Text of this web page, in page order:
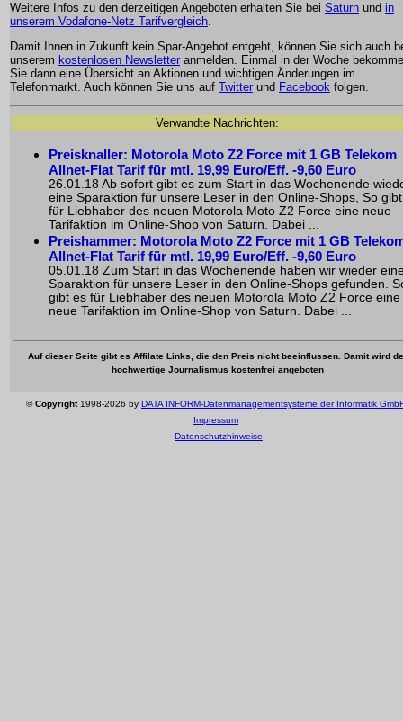
Weitere Infos zu den derzeitigen Angeboten erhalten Sie bei Saturn und in
unserem Vodafone-Netz Tarifvergleich.
Damit Ihnen in Zukunft kein Spar-Angebot entgeht, können Sie sich auch
unserem kostenlosen Newsletter anmelden. Einmal in der Woche
Sie dann eine Übersicht an Aktionen und wichtigen Änderungen im
Telefonmarkt. Auch können Sie uns auf Twitter und Facebook folgen.
Verwandte Nachrichten:
Preisknaller: Motorola Moto Z2 Force mit 1 GB Telekom
Allnet-Flat Tarif für mtl. 19,99 Euro/Eff. -9,60 Euro
26.01.18 Ab sofort gibt es zum Start in das Wochenende
eine Sparaktion für unsere Leser in den Online-Shops, So
für Liebhaber des neuen Motorola Moto Z2 Force eine neue
Tarifaktion im Online-Shop von Saturn. Dabei ...
Preishammer: Motorola Moto Z2 Force mit 1 GB
Allnet-Flat Tarif für mtl. 19,99 Euro/Eff. -9,60 Euro
05.01.18 Zum Start in das Wochenende haben wir wieder
Sparaktion für unsere Leser in den Online-Shops gefunden.
gibt es für Liebhaber des neuen Motorola Moto Z2 Force eine
neue Tarifaktion im Online-Shop von Saturn. Dabei ...
Auf dieser Seite gibt es Affilate Links, die den Preis nicht beeinflussen. Damit wird
hochwertige Journalismus kostenfrei angeboten
©Copyright1998-2026 by DATA INFORM-Datenmanagementsysteme der Informatik
Impressum
Datenschutzhinweise